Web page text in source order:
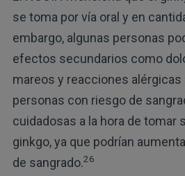
se toma por vía oral y en
embargo, algunas personas
efectos secundarios como
mareos y reacciones alérgicas
personas con riesgo de
cuidadosas a la hora de tomar
ginkgo, ya que podrían
de sangrado.26